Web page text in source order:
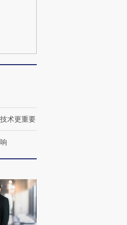
术更重要